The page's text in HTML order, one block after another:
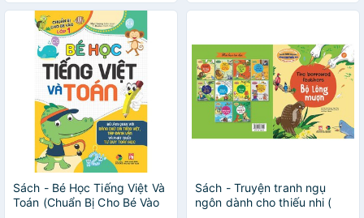
Sách - Bé Học Tiếng Việt Và
Toán (Chuẩn Bị Cho Bé Vào
Sách - Truyện tranh ngụ
ngôn dành cho thiếu nhi (